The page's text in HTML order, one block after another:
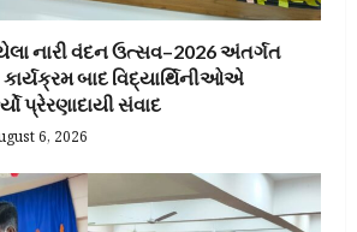
નારી વંદન ઉત્સવ–2026 અંતર્ગત
કાર્યક્રમ બાદ વિદ્યાર્થિનીઓએ
પ્રેરણાદાયી સંવાદ
6, 2026